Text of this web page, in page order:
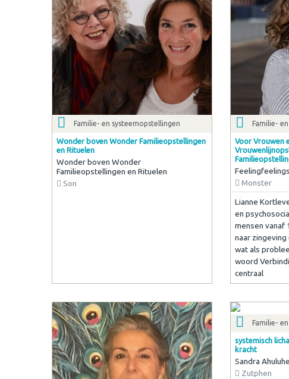
Familie- en systeemopstellingen
Wonder boven Wonder Familieopstellingen
en Rituelen
Wonder boven Wonder
Familieopstellingen en Rituelen
Son
Familie-
Voor Vrouwen
Feelingfeelings
Monster
Lianne
en
mensen vanaf
naar
wat als
woord
centraal
Familie-
systemisch
kracht
Sandra
Zutphen